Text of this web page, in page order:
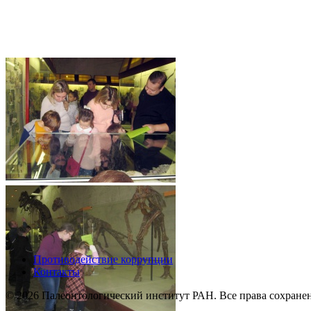
Противодействие коррупции
Контакты
© 2026 Палеонтологический институт РАН. Все права